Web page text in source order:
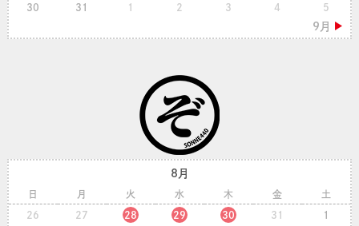
30 31 1 2 3 4 5
8月
日 月 火 水 木 金 土
26 27 28 29 30 31 1